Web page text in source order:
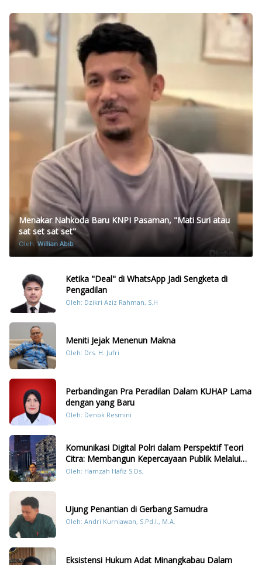
Menakar Nahkoda Baru KNPI Pasaman, "Mati Suri atau
sat set sat set"
Oleh:Willian Abib
Ketika "Deal" di WhatsApp Jadi Sengketa di
Pengadilan
Oleh: Dzikri Aziz Rahman, S.H
Meniti Jejak Menenun Makna
Oleh: Drs. H. Jufri
Perbandingan Pra Peradilan Dalam KUHAP Lama
dengan yang Baru
Oleh: Denok Resmini
Komunikasi Digital Polri dalam Perspektif Teori
Citra: Membangun Kepercayaan Publik Melalui
Konten Humanis Kesiapsiagaan Bencana di
Oleh: Hamzah Hafiz S.Ds.
Ujung Penantian di Gerbang Samudra
Oleh: Andri Kurniawan, S.Pd.I., M.A.
Eksistensi Hukum Adat Minangkabau Dalam